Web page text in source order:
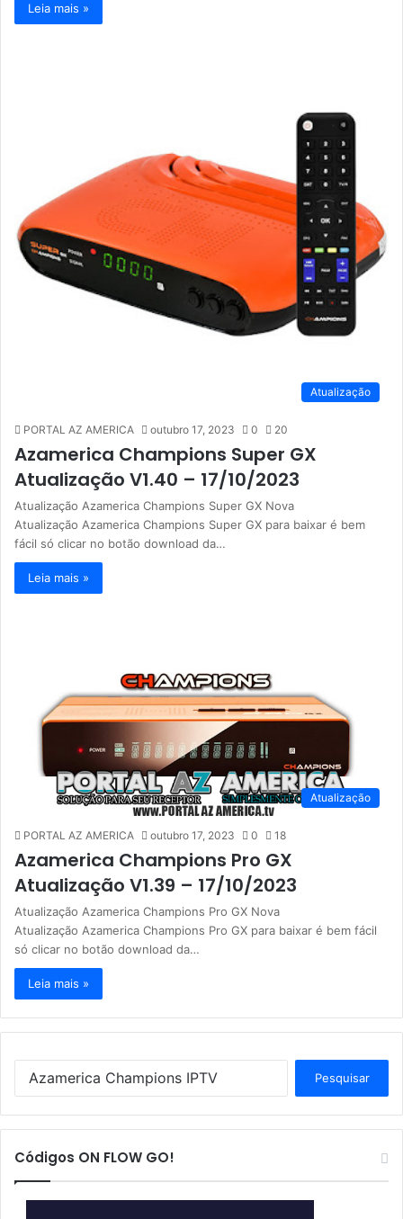
Leia mais »
Atualização
PORTAL AZ AMERICA outubro 17, 2023 0 20
Azamerica Champions Super GX
Atualização V1.40 – 17/10/2023
Atualização Azamerica Champions Super GX Nova
Atualização Azamerica Champions Super GX para baixar é bem
fácil só clicar no botão download da…
Leia mais »
Atualização
PORTAL AZ AMERICA outubro 17, 2023 0 18
Azamerica Champions Pro GX
Atualização V1.39 – 17/10/2023
Atualização Azamerica Champions Pro GX Nova
Atualização Azamerica Champions Pro GX para baixar é bem fácil
só clicar no botão download da…
Leia mais »
q
s
a
Códigos ON FLOW GO!